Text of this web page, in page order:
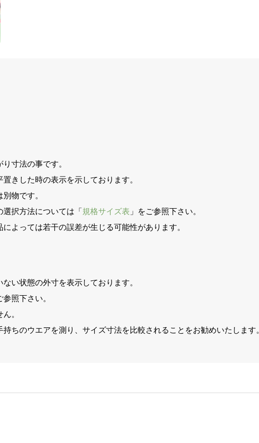
寸法の事です。
きした時の表示を示しております。
物です。
択方法については「 規格サイズ表 」をご参照下さい。
よっては若干の誤差が生じる可能性があります。
い状態の外寸を表示しております。
参照下さい。
。
ちのウエアを測り、サイズ寸法を比較されることをお勧めいたします